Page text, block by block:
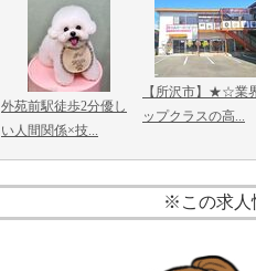
外苑前駅徒歩2分優し
い人間関係×技...
【所沢市】★☆業
ップクラスの高...
※この求人